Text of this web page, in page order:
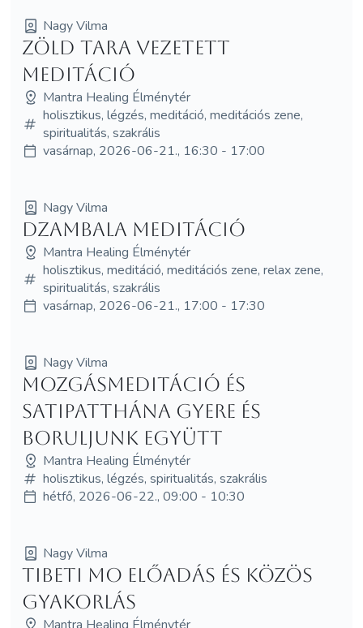
Nagy Vilma
Zöld Tara vezetett
meditáció
Mantra Healing Élménytér
holisztikus, légzés, meditáció, meditációs zene,
spiritualitás, szakrális
vasárnap, 2026-06-21., 16:30 - 17:00
Nagy Vilma
Dzambala meditáció
Mantra Healing Élménytér
holisztikus, meditáció, meditációs zene, relax zene,
spiritualitás, szakrális
vasárnap, 2026-06-21., 17:00 - 17:30
Nagy Vilma
Mozgásmeditáció és
Satipatthána Gyere és
boruljunk együtt
Mantra Healing Élménytér
holisztikus, légzés, spiritualitás, szakrális
hétfő, 2026-06-22., 09:00 - 10:30
Nagy Vilma
Tibeti MO előadás és közös
gyakorlás